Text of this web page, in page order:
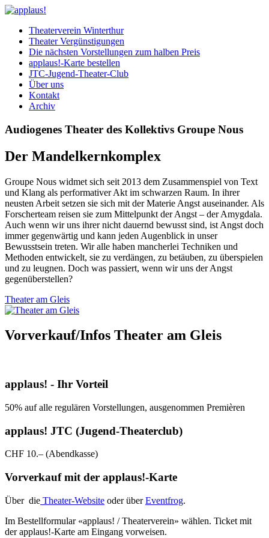
Theaterverein Winterthur
Theater Vergünstigungen
Die nächsten Vorstellungen zum halben Preis
applaus!-Karte bestellen
JTC-Jugend-Theater-Club
Über uns
Kontakt
Archiv
Audiogenes Theater des Kollektivs Groupe Nous
Der Mandelkernkomplex
Groupe Nous widmet sich seit 2013 dem Zusammenspiel von Text
und Klang als performativer Akt im schwarzen Raum. In ihrer
neusten Arbeit setzen sie sich mit der Materie Angst auseinander. Als
Forscherteam reisen sie zum Mittelpunkt der Angst – der Amygdala.
Auch wenn wir uns ihrer nicht dauernd bewusst sind, ist Angst doch
immer gegenwärtig und kann jeden Augenblick in unser
Bewusstsein treten. Wir alle haben mancherlei Techniken und
Methoden entwickelt, sie zu verdängen, zu betäuben, zu überspielen
und zu leugnen. Doch was passiert, wenn wir uns der Angst
gegenüberstellen?
Theater am Gleis
Vorverkauf/Infos Theater am Gleis
applaus! - Ihr Vorteil
50% auf alle regulären Vorstellungen, ausgenommen Premièren
applaus! JTC (Jugend-Theaterclub)
CHF 10.– (Abendkasse)
Vorverkauf mit der applaus!-Karte
Über die Theater-Website oder überEventfrog.
Im Bestellformular «applaus! / Theaterverein» wählen. Ticket mit
der applaus!-Karte am Eingang vorweisen.